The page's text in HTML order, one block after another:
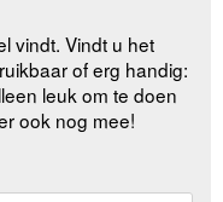
vindt. Vindt u het
of erg handig:
leuk om te doen
ook nog mee!